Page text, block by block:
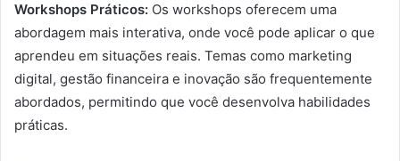
Workshops Práticos: Os workshops oferecem uma
abordagem mais interativa, onde você pode aplicar o que
aprendeu em situações reais. Temas como marketing
digital, gestão financeira e inovação são frequentemente
abordados, permitindo que você desenvolva habilidades
práticas.